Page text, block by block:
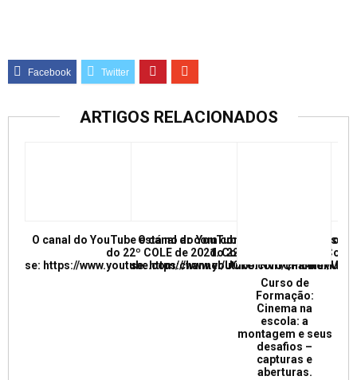
ARTIGOS RELACIONADOS
O canal do YouTube está no ar com conferências e mesas
do 22º COLE de 2021. Confira e inscreva
se: https://www.youtube.com/channel/
O canal do YouTube está no ar com
do 22º COLE de 2021.
se: https://www.youtube.com/channel/
Curso de
Formação:
Cinema na
escola: a
montagem e seus
desafios –
capturas e
aberturas.